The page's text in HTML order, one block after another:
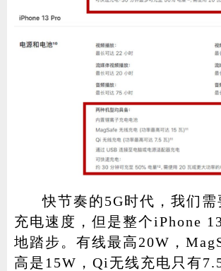
快节奏的5G时代，我们需
充电速度，但是整个iPhone
地踏步。有线最高20W，
高是15W，Qi无线充电只有